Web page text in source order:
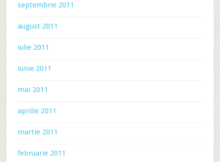
septembrie 2011
august 2011
iulie 2011
iunie 2011
mai 2011
aprilie 2011
martie 2011
februarie 2011